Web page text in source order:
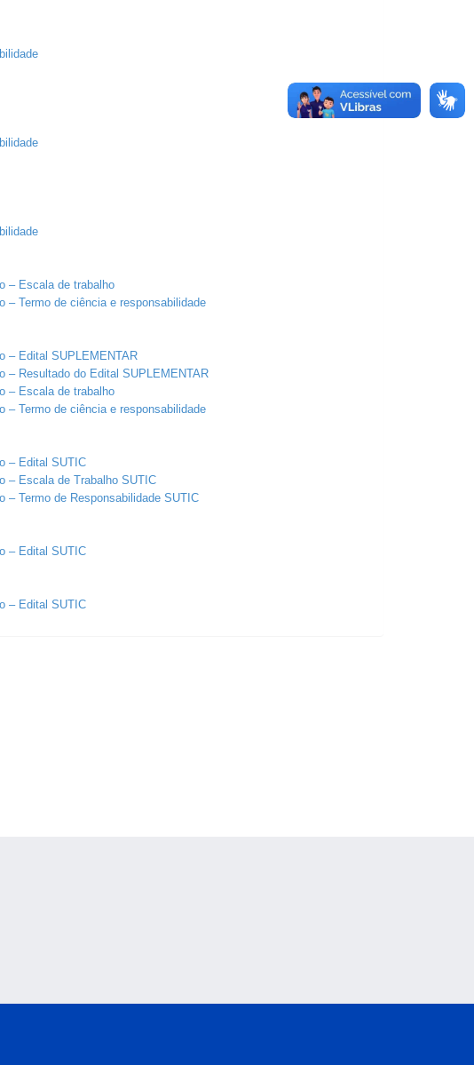
– Escala de trabalho
– Termo de ciência e responsabilidade
– Edital SUPLEMENTAR
– Resultado do Edital SUPLEMENTAR
– Escala de trabalho
– Termo de ciência e responsabilidade
– Edital SUTIC
– Escala de Trabalho SUTIC
– Termo de Responsabilidade SUTIC
– Edital SUTIC
– Edital SUTIC